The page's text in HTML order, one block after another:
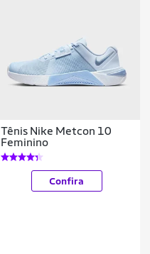
Tênis Nike Metcon 10
Feminino
Confira